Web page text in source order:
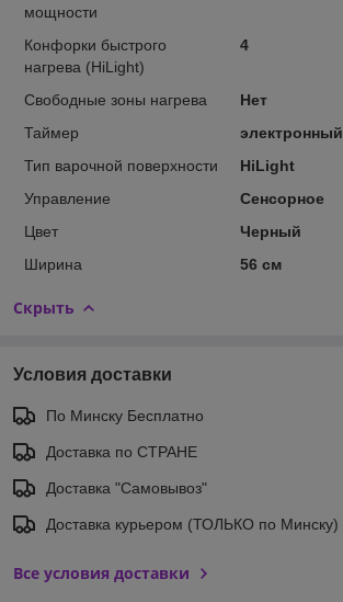
мощности
Конфорки быстрого
нагрева (HiLight)
4
Свободные зоны нагрева
Нет
Таймер
электронный
Тип варочной поверхности
HiLight
Управление
Сенсорное
Цвет
Черный
Ширина
56 см
Скрыть
Условия доставки
По Минску Бесплатно
Доставка по СТРАНЕ
Доставка "Самовывоз"
Доставка курьером (ТОЛЬКО по Минску)
Все условия доставки